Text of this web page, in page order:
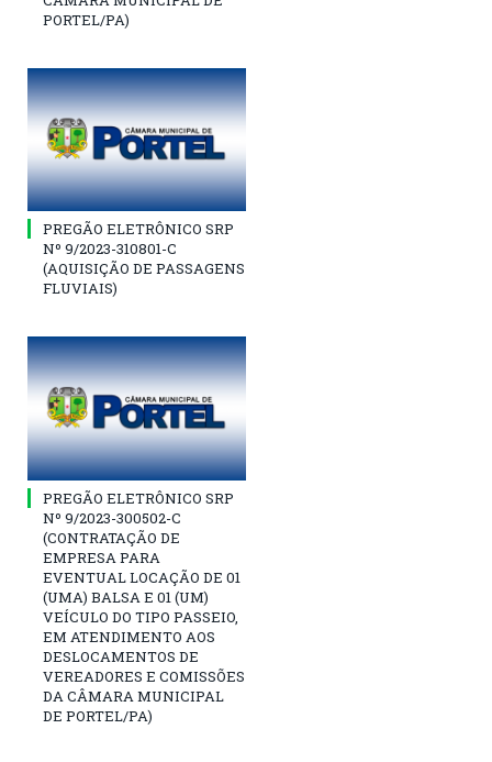
PORTEL/PA)
PREGÃO ELETRÔNICO SRP
Nº 9/2023-310801-C
(AQUISIÇÃO DE PASSAGENS
FLUVIAIS)
PREGÃO ELETRÔNICO SRP
Nº 9/2023-300502-C
(CONTRATAÇÃO DE
EMPRESA PARA
EVENTUAL LOCAÇÃO DE 01
(UMA) BALSA E 01 (UM)
VEÍCULO DO TIPO PASSEIO,
EM ATENDIMENTO AOS
DESLOCAMENTOS DE
VEREADORES E COMISSÕES
DA CÂMARA MUNICIPAL
DE PORTEL/PA)